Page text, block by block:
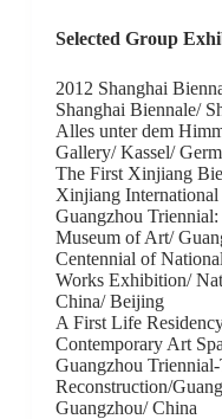
Selected Group
2012 Shanghai
Shanghai Biennale/
Alles unter dem
Gallery/ Kassel/
The First Xinjiang
Xinjiang
Guangzhou
Museum of Art/
Centennial of
Works Exhibition/
China/ Beijing
A First Life
Contemporary Art
Guangzhou
Reconstruction/
Guangzhou/ China